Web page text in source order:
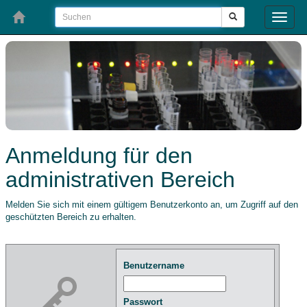
Toggle
Anmeldung für den
administrativen Bereich
Melden Sie sich mit einem gültigem Benutzerkonto an, um Zugriff auf den
geschützten Bereich zu erhalten.
Benutzername
Passwort